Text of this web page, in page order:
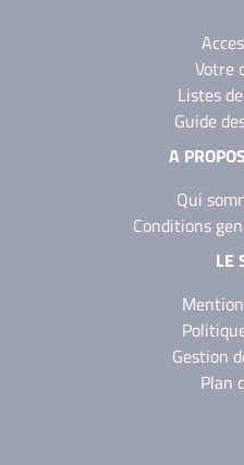
Votre
Listes
Guide
A
Qui
Conditions
LE
Gestion
Plan